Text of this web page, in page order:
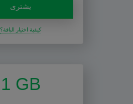
يشترى
كيفية اختيار الباقة؟
1 GB